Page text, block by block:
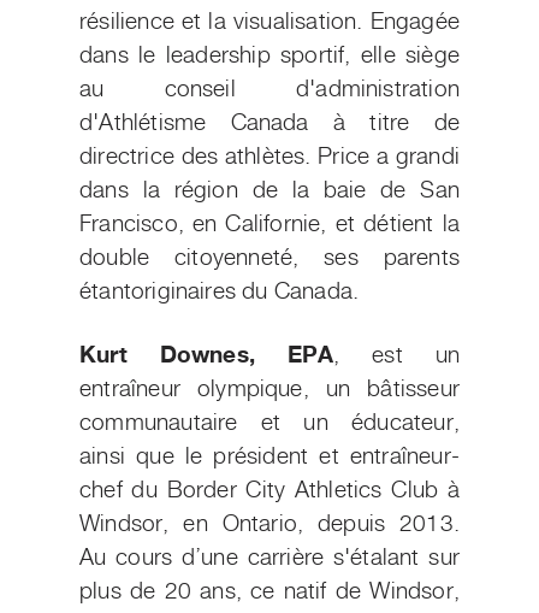
résilience et la visualisation. Engagée
dans le leadership sportif, elle siège
au conseil d'administration
d'Athlétisme Canada à titre de
directrice des athlètes. Price a grandi
dans la région de la baie de San
Francisco, en Californie, et détient la
double citoyenneté, ses parents
étantoriginaires du Canada.
Kurt Downes, EPA, est un
entraîneur olympique, un bâtisseur
communautaire et un éducateur,
ainsi que le président et entraîneur-
chef du Border City Athletics Club à
Windsor, en Ontario, depuis 2013.
Au cours d’une carrière s'étalant sur
plus de 20 ans, ce natif de Windsor,